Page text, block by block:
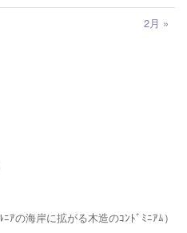
2月 »
ｱの海岸に拡がる木造のｺﾝﾄﾞﾐﾆｱﾑ）